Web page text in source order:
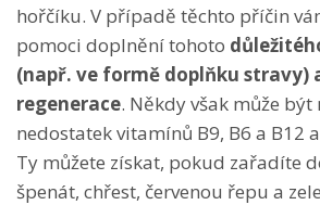
hořčíku. V případě těchto příčin
pomoci doplnění tohoto
(např. ve formě doplňku stravy)
regenerace. Někdy však může být
nedostatek vitamínů B9, B6 a B12
Ty můžete získat, pokud zařadíte
špenát, chřest, červenou řepu a